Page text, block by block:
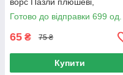
килимок-пазл Салатовий для
дитячої
Готово до відправки 699 од.
65 ₴ 75 ₴
Купити